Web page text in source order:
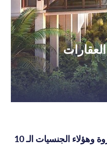
تقرير دولي: عقارات دبي «مغناطيس» للثروة وهؤلاء الجنسيات الـ 10